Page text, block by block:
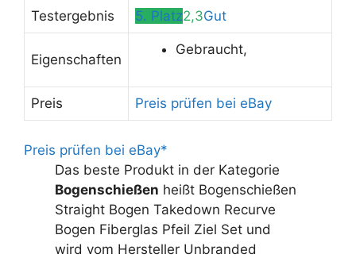
Testergebnis 5. Platz2,3Gut
Eigenschaften
Gebraucht,
Preis Preis prüfen bei eBay
Preis prüfen bei eBay*
Das beste Produkt in der Kategorie
Bogenschießen heißt Bogenschießen
Straight Bogen Takedown Recurve
Bogen Fiberglas Pfeil Ziel Set und
wird vom Hersteller Unbranded